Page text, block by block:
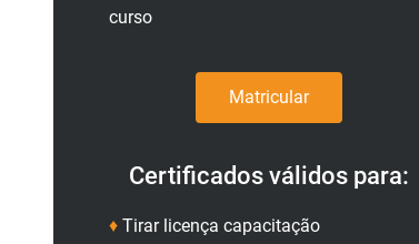
curso
Matricular
Certificados válidos para:
♦ Tirar licença capacitação